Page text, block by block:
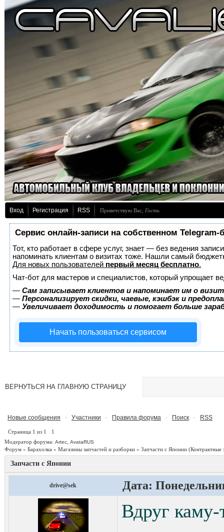
Вход Регистрация RSS Приветствую Вас Гость
Сервис онлайн-записи на собственном Telegram-
Тот, кто работает в сфере услуг, знает — без ведения
напоминать клиентам о визитах тоже. Нашли самый
Для новых пользователей первый месяц бесплатно.
Чат-бот для мастеров и специалистов, который упрощает
— Сам записывает клиентов и напоминает им о
— Персонализирует скидки, чаевые, кэшбэк и
— Увеличивает доходимость и помогает больше
Начать пользоваться сервисом
ВЕРНУТЬСЯ НА ГЛАВНУЮ СТРАНИЦУ
Новые сообщения · Участники · Правила форума · Поиск · RSS
Страница 1 из 1
1
Модератор форума: Artec AvataRUS
Форум » Барахолка » Магазины запчастей и разборки » Запчасти с Японии (Контрактные
Запчасти с Японии
drive@sek Дата:
Вдруг